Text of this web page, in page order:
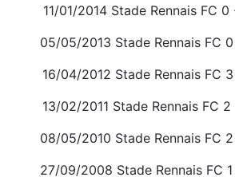
11/01/2014 Stade Rennais FC
05/05/2013 Stade Rennais FC
16/04/2012 Stade Rennais FC
13/02/2011 Stade Rennais FC
08/05/2010 Stade Rennais FC
27/09/2008 Stade Rennais FC